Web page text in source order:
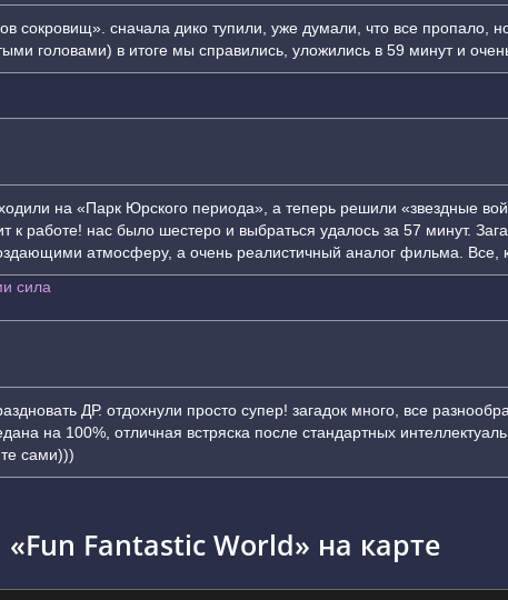
сокровищ». сначала дико тупили, уже думали, что все
головами) в итоге мы справились, уложились в 59 минут и
на «Парк Юрского периода», а теперь решили «звездные
к работе! нас было шестеро и выбраться удалось за 57 минут.
атмосферу, а очень реалистичный аналог фильма. Все,
сила
ДР. отдохнули просто супер! загадок много, все
на 100%, отличная встряска после стандартных
сами)))
Fantastic World» на карте